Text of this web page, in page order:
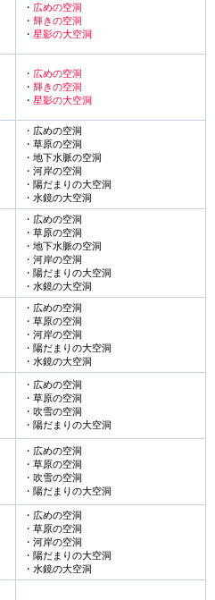
・ 広めの空洞
・ 輝きの空洞
・ 星影の大空洞
・ 広めの空洞
・ 輝きの空洞
・ 星影の大空洞
・広めの空洞
・草原の空洞
・地下水脈の空洞
・河岸の空洞
・陽だまりの大空洞
・水鏡の大空洞
・広めの空洞
・草原の空洞
・地下水脈の空洞
・河岸の空洞
・陽だまりの大空洞
・水鏡の大空洞
・広めの空洞
・草原の空洞
・河岸の空洞
・陽だまりの大空洞
・水鏡の大空洞
・広めの空洞
・草原の空洞
・吹雪の空洞
・陽だまりの大空洞
・広めの空洞
・草原の空洞
・吹雪の空洞
・陽だまりの大空洞
・広めの空洞
・草原の空洞
・河岸の空洞
・陽だまりの大空洞
・水鏡の大空洞